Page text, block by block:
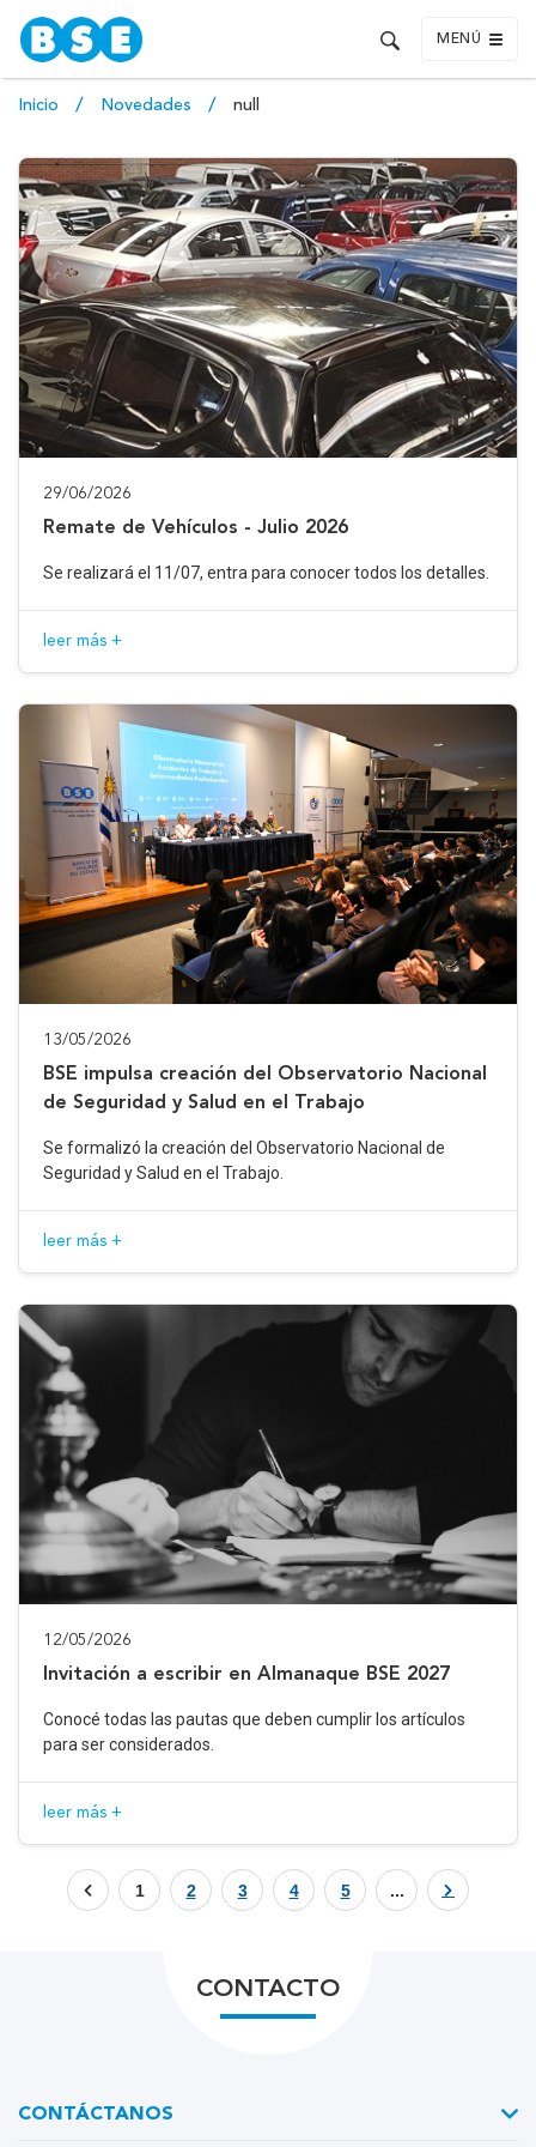
MENÚ
Inicio Novedades null
29/06/2026
Remate de Vehículos - Julio 2026
Se realizará el 11/07, entra para conocer todos los detalles.
leer más +
13/05/2026
BSE impulsa creación del Observatorio Nacional
de Seguridad y Salud en el Trabajo
Se formalizó la creación del Observatorio Nacional de
Seguridad y Salud en el Trabajo.
leer más +
12/05/2026
Invitación a escribir en Almanaque BSE 2027
Conocé todas las pautas que deben cumplir los artículos
para ser considerados.
leer más +
1 2 3 4 5 ...
CONTACTO
CONTÁCTANOS